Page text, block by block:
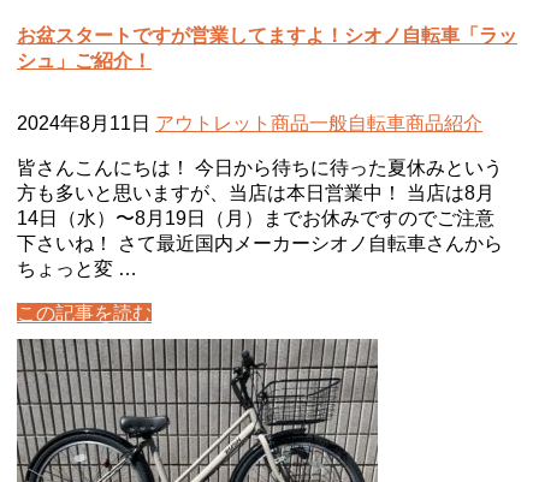
お盆スタートですが営業してますよ！シオノ自転車「ラッ
シュ」ご紹介！
2024年8月11日 アウトレット商品一般自転車商品紹介
皆さんこんにちは！ 今日から待ちに待った夏休みという
方も多いと思いますが、当店は本日営業中！ 当店は8月
14日（水）〜8月19日（月）までお休みですのでご注意
下さいね！ さて最近国内メーカーシオノ自転車さんから
ちょっと変 …
この記事を読む